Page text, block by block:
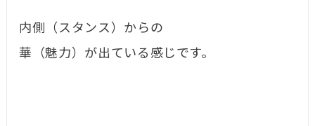
内側（スタンス）からの
華（魅力）が出ている感じです。